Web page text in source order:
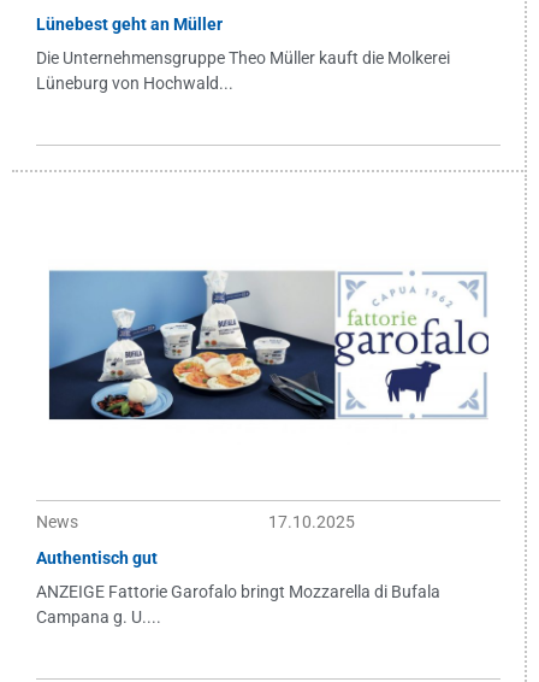
Lünebest geht an Müller
Die Unternehmensgruppe Theo Müller kauft die Molkerei
Lüneburg von Hochwald...
News
17.10.2025
Authentisch gut
ANZEIGE Fattorie Garofalo bringt Mozzarella di Bufala
Campana g. U....